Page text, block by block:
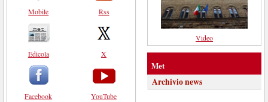
Mobile
Edicola
Facebook
Rss
X
YouTube
Video
Met
Archivio news